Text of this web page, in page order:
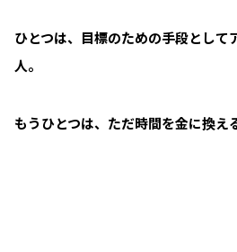
ひとつは、目標のための手段として
人。
もうひとつは、ただ時間を金に換え